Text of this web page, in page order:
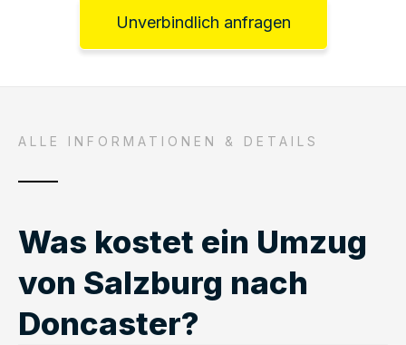
Unverbindlich anfragen
ALLE INFORMATIONEN & DETAILS
Was kostet ein Umzug
von Salzburg nach
Doncaster?